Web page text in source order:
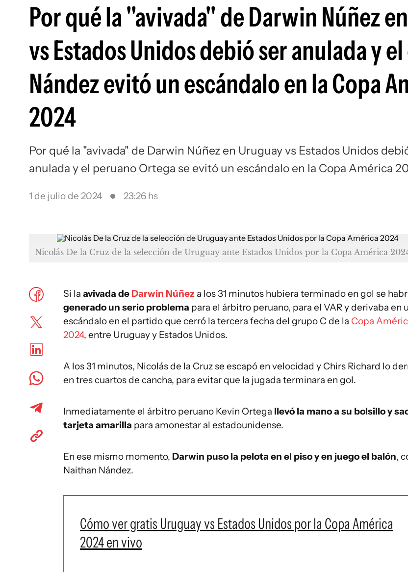
Por qué la "avivada" de Darwin Núñez
vs Estados Unidos debió ser anulada y
Nández evitó un escándalo en la Copa
2024
Por qué la "avivada" de Darwin Núñez en Uruguay vs Estados Unidos
anulada y el peruano Ortega se evitó un escándalo en la Copa América
1 de julio de 2024 23:26 hs
Nicolás De la Cruz de la selección de Uruguay ante Estados Unidos por la Copa América
Si la avivada de Darwin Núñez a los 31 minutos hubiera terminado en gol se
generado un serio problema para el árbitro peruano, para el VAR y derivaba en
escándalo en el partido que cerró la tercera fecha del grupo C de la Copa
2024, entre Uruguay y Estados Unidos.
A los 31 minutos, Nicolás de la Cruz se escapó en velocidad y Chirs Richard lo
en tres cuartos de cancha, para evitar que la jugada terminara en gol.
Inmediatamente el árbitro peruano Kevin Ortega llevó la mano a su bolsillo y
tarjeta amarilla para amonestar al estadounidense.
En ese mismo momento, Darwin puso la pelota en el piso y en juego el balón,
Naithan Nández.
Cómo ver gratis Uruguay vs Estados Unidos por la Copa América
2024 en vivo